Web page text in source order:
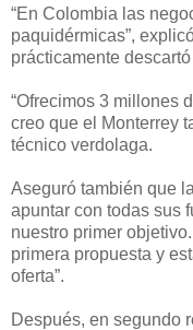
“En Colombia las
paquidérmicas”,
prácticamente
“Ofrecimos 3 millones
creo que el Monterrey
técnico verdolaga.
Aseguró también que
apuntar con todas sus
nuestro primer
primera propuesta y
oferta”.
Después, en segundo